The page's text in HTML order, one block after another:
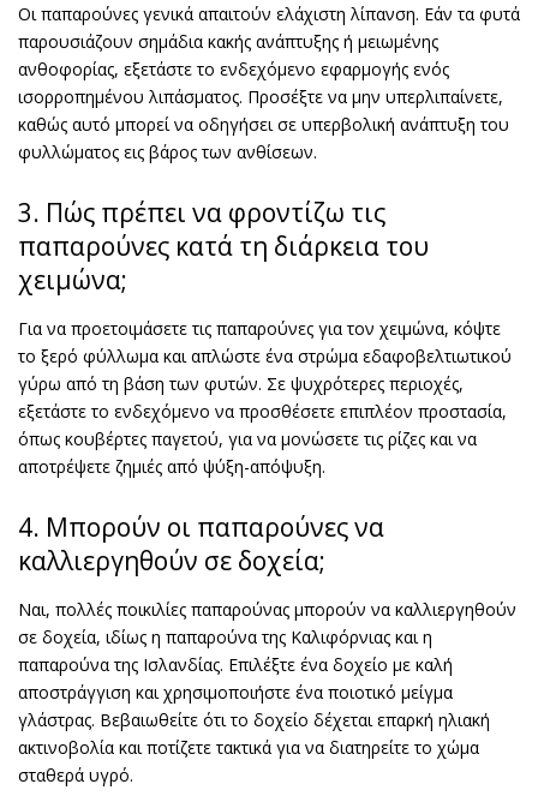
Οι παπαρούνες γενικά απαιτούν ελάχιστη λίπανση. Εάν τα φυτά
παρουσιάζουν σημάδια κακής ανάπτυξης ή μειωμένης
ανθοφορίας, εξετάστε το ενδεχόμενο εφαρμογής ενός
ισορροπημένου λιπάσματος. Προσέξτε να μην υπερλιπαίνετε,
καθώς αυτό μπορεί να οδηγήσει σε υπερβολική ανάπτυξη του
φυλλώματος εις βάρος των ανθίσεων.
3. Πώς πρέπει να φροντίζω τις
παπαρούνες κατά τη διάρκεια του
χειμώνα;
Για να προετοιμάσετε τις παπαρούνες για τον χειμώνα, κόψτε
το ξερό φύλλωμα και απλώστε ένα στρώμα εδαφοβελτιωτικού
γύρω από τη βάση των φυτών. Σε ψυχρότερες περιοχές,
εξετάστε το ενδεχόμενο να προσθέσετε επιπλέον προστασία,
όπως κουβέρτες παγετού, για να μονώσετε τις ρίζες και να
αποτρέψετε ζημιές από ψύξη-απόψυξη.
4. Μπορούν οι παπαρούνες να
καλλιεργηθούν σε δοχεία;
Ναι, πολλές ποικιλίες παπαρούνας μπορούν να καλλιεργηθούν
σε δοχεία, ιδίως η παπαρούνα της Καλιφόρνιας και η
παπαρούνα της Ισλανδίας. Επιλέξτε ένα δοχείο με καλή
αποστράγγιση και χρησιμοποιήστε ένα ποιοτικό μείγμα
γλάστρας. Βεβαιωθείτε ότι το δοχείο δέχεται επαρκή ηλιακή
ακτινοβολία και ποτίζετε τακτικά για να διατηρείτε το χώμα
σταθερά υγρό.